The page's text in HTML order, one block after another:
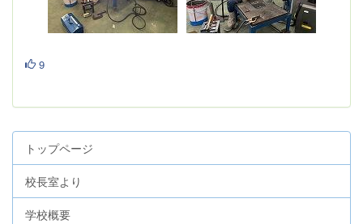
9
トップページ
校長室より
学校概要